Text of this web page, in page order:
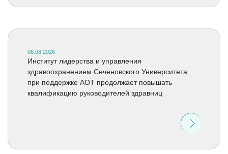
06.08.2026
Институт лидерства и управления
здравоохранением Сеченовского Университета
при поддержке АОТ продолжает повышать
квалификацию руководителей здравниц